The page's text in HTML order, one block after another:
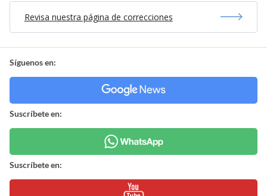
Revisa nuestra página de correcciones
Síguenos en:
Suscríbete en:
Suscríbete en: